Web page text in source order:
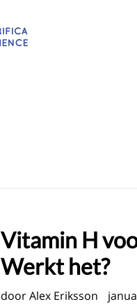
Vitamin H
Werkt het?
door Alex Eriksson